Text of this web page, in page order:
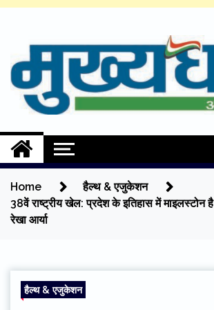
content
Aapki Aawaz
Home
हैल्थ & एजुकेशन
38वें राष्ट्रीय खेल: प्रदेश के इतिहास में माइलस्टोन
रेखा आर्या
हैल्थ & एजुकेशन